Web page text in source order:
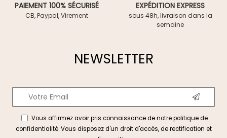
PAIEMENT 100% SÉCURISÉ
CB, Paypal, Virement
EXPÉDITION EXPRESS
sous 48h, livraison dans la
semaine
NEWSLETTER
Vous affirmez avoir pris connaissance de notrepolitique de
confidentialité. Vous disposez d'un droit d'accès, de rectification et